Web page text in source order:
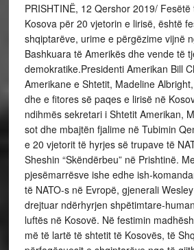
PRISHTINË, 12 Qershor 2019/
Kosova për 20 vjetorin e lirisë, është
shqiptarëve, urime e përgëzime vijnë
Bashkuara të Amerikës dhe vende të
demokratike.Presidenti Amerikan Bill
Amerikane e Shtetit, Madeline
dhe e fitores së paqes e lirisë në
ndihmës sekretari i Shtetit Amerikan,
sot dhe mbajtën fjalime në Tubimin
e 20 vjetorit të hyrjes së trupave të
Sheshin “Skëndërbeu” në Prishtinë.
pjesëmarrësve ishe edhe ish-
të NATO-s në Evropë, gjenerali
drejtuar ndërhyrjen shpëtimtare-
luftës në Kosovë. Në festimin
më të lartë të shtetit të Kosovës, të